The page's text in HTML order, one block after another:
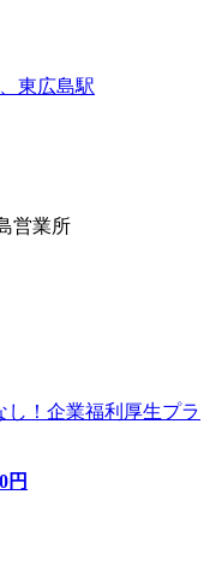
東広島駅
営業所
し！企業福利厚生プラ
円